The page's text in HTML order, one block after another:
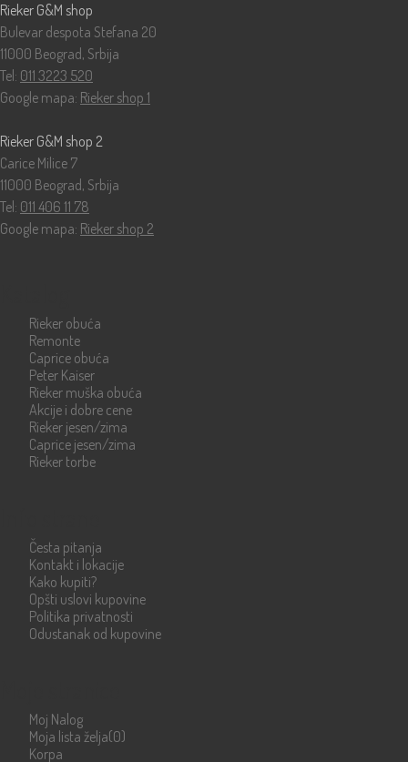
Rieker G&M shop
Bulevar despota Stefana 20
11000 Beograd, Srbija
Tel: 011 3223 520
Google mapa: Rieker shop 1
Rieker G&M shop 2
Carice Milice 7
11000 Beograd, Srbija
Tel: 011 406 11 78
Google mapa: Rieker shop 2
Rieker obuća
Remonte
Caprice obuća
Peter Kaiser
Rieker muška obuća
Akcije i dobre cene
Rieker jesen/zima
Caprice jesen/zima
Rieker torbe
Česta pitanja
Kontakt i lokacije
Kako kupiti?
Opšti uslovi kupovine
Politika privatnosti
Odustanak od kupovine
Moj Nalog
Moja lista želja(0)
Korpa